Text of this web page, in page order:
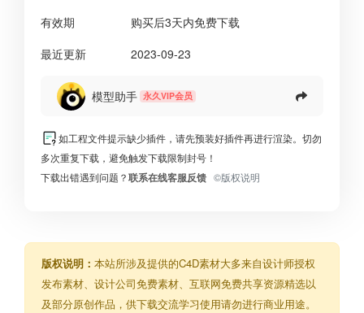
有效期
购买后3天内免费下载
最近更新
2023-09-23
模型助手 永久VIP会员
如工程文件提示缺少插件，请先预装好插件再进行渲染。切勿
多次重复下载，避免触发下载限制封号！
下载出错遇到问题？联系在线客服反馈 ©版权说明
版权说明： 本站所涉及提供的C4D素材大多来自设计师授权
发布素材、设计公司免费素材、互联网免费共享资源精选以
及部分原创作品，供下载交流学习使用请勿进行商业用途。